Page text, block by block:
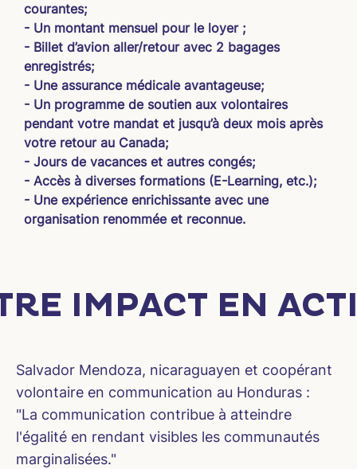
courantes;
- Un montant mensuel pour le loyer ;
- Billet d’avion aller/retour avec 2 bagages
enregistrés;
- Une assurance médicale avantageuse;
- Un programme de soutien aux volontaires
pendant votre mandat et jusqu’à deux mois après
votre retour au Canada;
- Jours de vacances et autres congés;
- Accès à diverses formations (E-Learning, etc.);
- Une expérience enrichissante avec une
organisation renommée et reconnue.
IMPACT EN
Salvador Mendoza, nicaraguayen et coopérant
volontaire en communication au Honduras :
"La communication contribue à atteindre
l'égalité en rendant visibles les communautés
marginalisées."